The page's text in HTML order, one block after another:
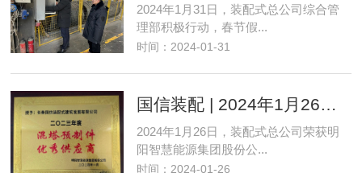
2024年1月31日，装配式总公司综合管
理部积极行动，春节假...
时间：2024-01-31
国信装配 | 2024年1月26日国信装配式公司荣获“优秀供应商”
2024年1月26日，装配式总公司荣获明
阳智慧能源集团股份公...
时间：2024-01-26